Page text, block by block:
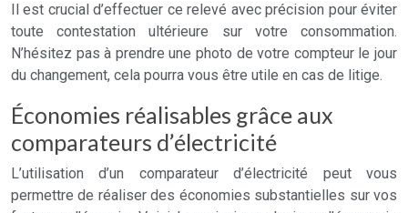
Il est crucial d’effectuer ce relevé avec précision pour éviter
toute contestation ultérieure sur votre consommation.
N’hésitez pas à prendre une photo de votre compteur le jour
du changement, cela pourra vous être utile en cas de litige.
Économies réalisables grâce aux
comparateurs d’électricité
L’utilisation d’un comparateur d’électricité peut vous
permettre de réaliser des économies substantielles sur vos